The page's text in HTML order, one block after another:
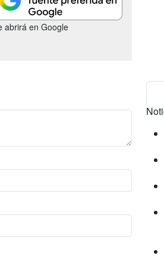
abrirá en Google